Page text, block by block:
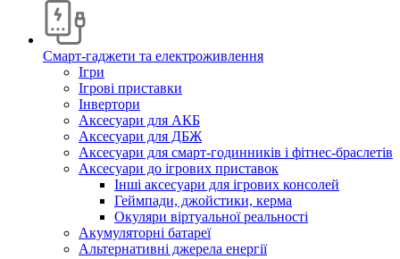
Смарт-гаджети та електроживлення
Ігри
Ігрові приставки
Інвертори
Аксесуари для АКБ
Аксесуари для ДБЖ
Аксесуари для смарт-годинників і фітнес-браслетів
Аксесуари до ігрових приставок
Інші аксесуари для ігрових консолей
Геймпади, джойстики, керма
Окуляри віртуальної реальності
Акумуляторні батареї
Альтернативні джерела енергії